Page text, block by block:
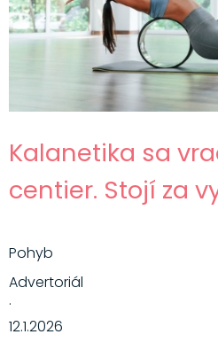
Kalanetika sa
centier. Stojí za
Pohyb
Advertoriál
·
12.1.2026